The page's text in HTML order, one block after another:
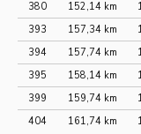
380
152,14 km
393
157,34 km
394
157,74 km
395
158,14 km
399
159,74 km
404
161,74 km